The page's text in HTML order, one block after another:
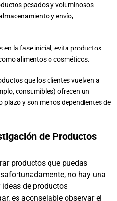
pesados y voluminosos
y envío,
en la fase inicial, evita productos
alimentos o cosméticos.
que los clientes vuelven a
consumibles) ofrecen un
plazo y son menos dependientes de
de Productos
productos que puedas
no hay una
de productos
es aconsejable observar el